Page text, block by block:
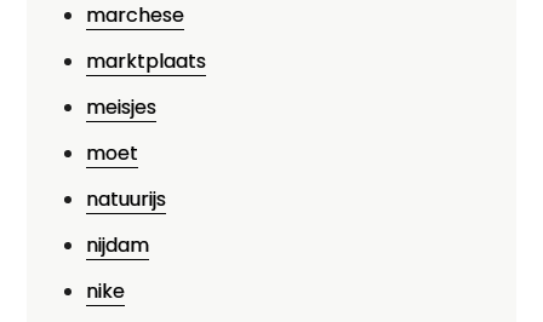
marchese
marktplaats
meisjes
moet
natuurijs
nijdam
nike